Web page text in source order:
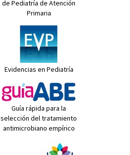
de Pediatría de Atención
Primaria
Evidencias en Pediatría
Guía rápida para la
selección del tratamiento
antimicrobiano empírico